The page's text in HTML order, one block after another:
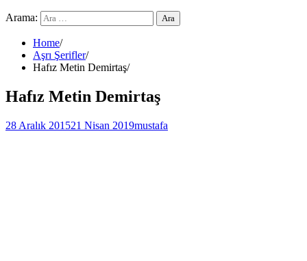
Arama:
Home
Aşrı Şerifler
Hafız Metin Demirtaş
Hafız Metin Demirtaş
28 Aralık 201521 Nisan 2019mustafa